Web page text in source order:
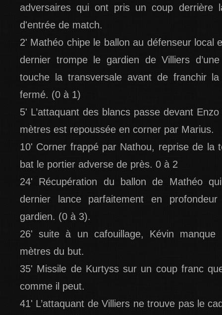
adversaires qui ont pris un coup derrière
d'entrée de match.
2' Mathéo chipe le ballon au défenseur local
dernier trompe le gardien de Villiers
touche la transversale avant de franchir
fermé. (0 à 1)
5' L’attaquant des blancs passe devant
mètres est repoussée en corner par Marius.
10' Corner frappé par Nathou, reprise de la
bat le portier adverse de près. 0 à 2
24' Récupération du ballon de Mathéo
dernier lance parfaitement en
gardien. (0 à 3).
26' suite à un cafouillage, Kévin
mètres du but.
35' Missile de Kurtyss sur un coup franc
comme il peut.
41' L’attaquant de Villiers ne trouve pas le